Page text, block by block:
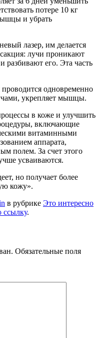
потере 10 кг
и убрать
лазер, им делается
лучи проникают
разби­вают его. Эта часть
одновременно
укре­пляет мышцы.
в коже и улучшить
включающие
витаминными
аппарата,
полем. За счет этого
усваиваются.
но получает более
кожу».
в рубрике Это интересно
ссылку.
Обязательные поля